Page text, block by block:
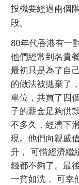
投機要經過兩個
段。
80年代香港有一
他們經常到名貴
最初只是為了自
的做法被拋棄了
單位，共買了四
子的薪金足夠供
不多久，經濟下
現。他們向親戚
升， 可惜經濟繼
錢都不夠了。最
一貧如洗， 可幸